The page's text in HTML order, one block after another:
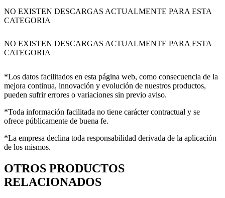
NO EXISTEN DESCARGAS ACTUALMENTE PARA ESTA
CATEGORIA
NO EXISTEN DESCARGAS ACTUALMENTE PARA ESTA
CATEGORIA
*Los datos facilitados en esta página web, como consecuencia de la
mejora continua, innovación y evolución de nuestros productos,
pueden sufrir errores o variaciones sin previo aviso.
*Toda información facilitada no tiene carácter contractual y se
ofrece públicamente de buena fe.
*La empresa declina toda responsabilidad derivada de la aplicación
de los mismos.
OTROS PRODUCTOS
RELACIONADOS